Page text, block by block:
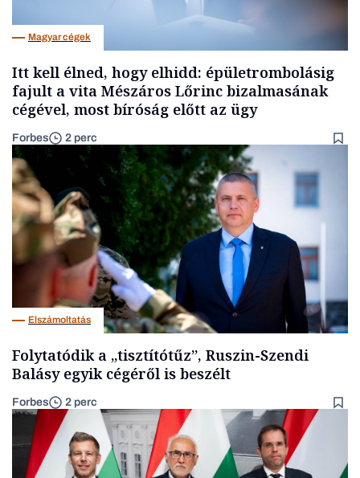
Magyar cégek
Itt kell élned, hogy elhidd: épületrombolásig
fajult a vita Mészáros Lőrinc bizalmasának
cégével, most bíróság előtt az ügy
Forbes 2 perc
Elszámoltatás
Folytatódik a „tisztítótűz”, Ruszin-Szendi
Balásy egyik cégéről is beszélt
Forbes 2 perc